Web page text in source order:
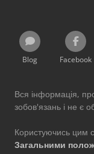
Blog Facebook
Вся інформація,
зобов'язань і не є
Користуючись цим
Загальними